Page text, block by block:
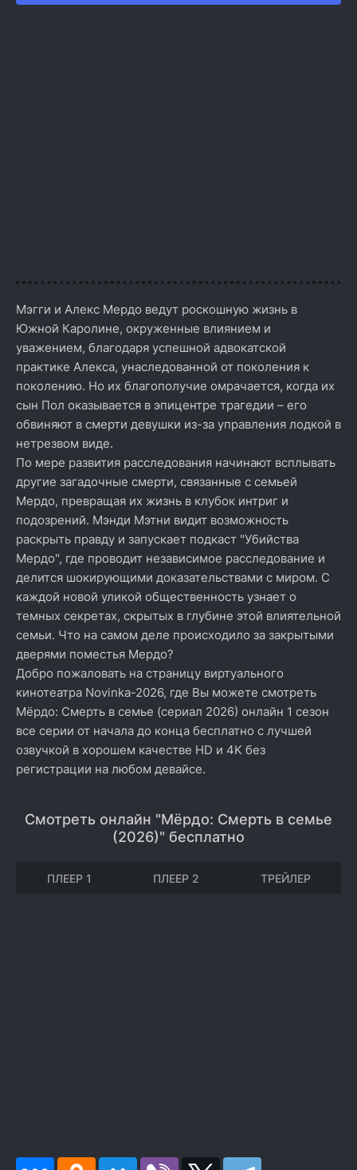
Мэгги и Алекс Мердо ведут роскошную жизнь в
Южной Каролине, окруженные влиянием и
уважением, благодаря успешной адвокатской
практике Алекса, унаследованной от поколения к
поколению. Но их благополучие омрачается, когда их
сын Пол оказывается в эпицентре трагедии – его
обвиняют в смерти девушки из-за управления лодкой в
нетрезвом виде.
По мере развития расследования начинают всплывать
другие загадочные смерти, связанные с семьей
Мердо, превращая их жизнь в клубок интриг и
подозрений. Мэнди Мэтни видит возможность
раскрыть правду и запускает подкаст "Убийства
Мердо", где проводит независимое расследование и
делится шокирующими доказательствами с миром. С
каждой новой уликой общественность узнает о
темных секретах, скрытых в глубине этой влиятельной
семьи. Что на самом деле происходило за закрытыми
дверями поместья Мердо?
Добро пожаловать на страницу виртуального
кинотеатра Novinka-2026, где Вы можете смотреть
Мёрдо: Смерть в семье (сериал 2026) онлайн 1 сезон
все серии от начала до конца бесплатно с лучшей
озвучкой в хорошем качестве HD и 4K без
регистрации на любом девайсе.
Смотреть онлайн "Мёрдо: Смерть в семье
(2026)" бесплатно
ПЛЕЕР 1 ПЛЕЕР 2 ТРЕЙЛЕР